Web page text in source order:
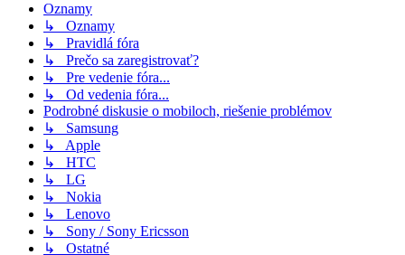
Oznamy
↳ Oznamy
↳ Pravidlá fóra
↳ Prečo sa zaregistrovať?
↳ Pre vedenie fóra...
↳ Od vedenia fóra...
Podrobné diskusie o mobiloch, riešenie problémov
↳ Samsung
↳ Apple
↳ HTC
↳ LG
↳ Nokia
↳ Lenovo
↳ Sony / Sony Ericsson
↳ Ostatné